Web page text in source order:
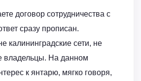
договор сотрудничества с
сразу прописан.
калининградские сети, не
владельцы. На данном
к янтарю, мягко говоря,